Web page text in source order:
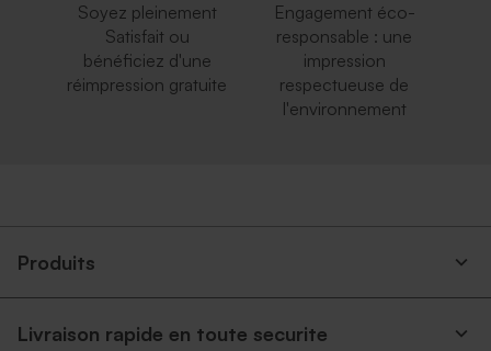
Soyez pleinement
Satisfait ou
bénéficiez d'une
réimpression gratuite
Engagement éco-
responsable : une
impression
respectueuse de
l'environnement
Produits
Livraison rapide en toute securite